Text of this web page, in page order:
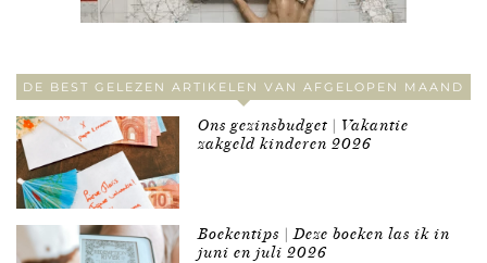
DE BEST GELEZEN ARTIKELEN VAN AFGELOPEN MAAND
Ons gezinsbudget | Vakantie
zakgeld kinderen 2026
Boekentips | Deze boeken las ik in
juni en juli 2026